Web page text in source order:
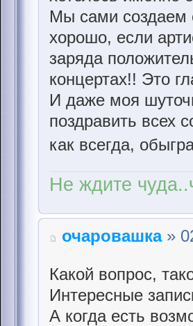
Мы сами создаем
хорошо, если
заряда
концертах!! Это
И даже моя
поздравить всех
как всегда,
Не ждите
очаровашка»
Какой вопрос,
Интересные
А когда есть